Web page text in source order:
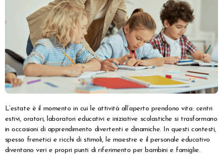
L’estate è il momento in cui le attività all’aperto prendono vita: centri
estivi, oratori, laboratori educativi e iniziative scolastiche si trasformano
in occasioni di apprendimento divertenti e dinamiche. In questi contesti,
spesso frenetici e ricchi di stimoli, le maestre e il personale educativo
diventano veri e propri punti di riferimento per bambini e famiglie.